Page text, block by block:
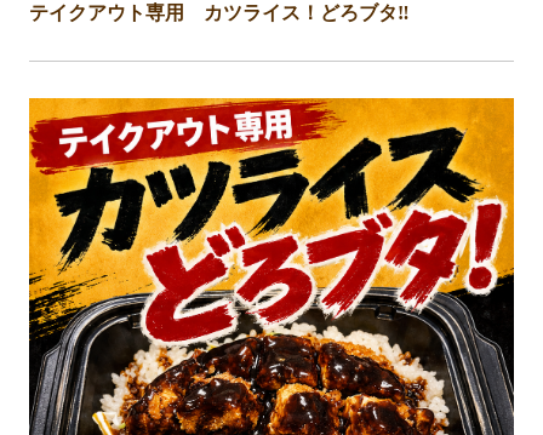
テイクアウト専用 カツライス！どろブタ‼️